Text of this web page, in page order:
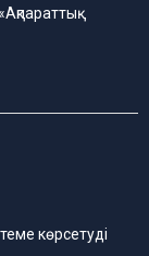
көрсетуді